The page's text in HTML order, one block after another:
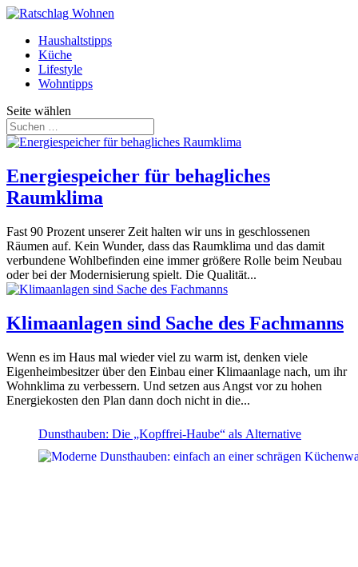
Haushaltstipps
Küche
Lifestyle
Wohntipps
Seite wählen
Energiespeicher für behagliches
Raumklima
Fast 90 Prozent unserer Zeit halten wir uns in geschlossenen
Räumen auf. Kein Wunder, dass das Raumklima und das damit
verbundene Wohlbefinden eine immer größere Rolle beim Neubau
oder bei der Modernisierung spielt. Die Qualität...
Klimaanlagen sind Sache des Fachmanns
Wenn es im Haus mal wieder viel zu warm ist, denken viele
Eigenheimbesitzer über den Einbau einer Klimaanlage nach, um ihr
Wohnklima zu verbessern. Und setzen aus Angst vor zu hohen
Energiekosten den Plan dann doch nicht in die...
Dunsthauben: Die „Kopffrei-Haube“ als Alternative